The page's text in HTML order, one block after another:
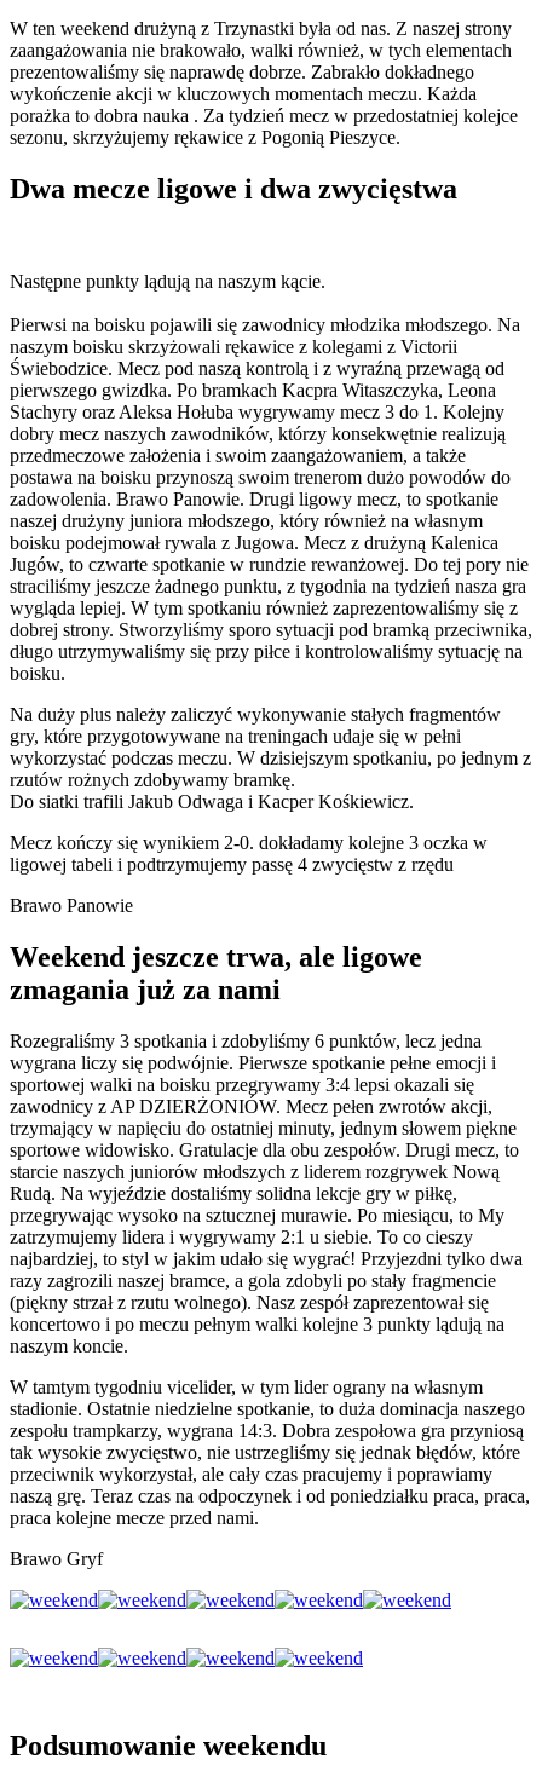
W ten weekend drużyną z Trzynastki była od nas. Z naszej strony
zaangażowania nie brakowało, walki również, w tych elementach
prezentowaliśmy się naprawdę dobrze. Zabrakło dokładnego
wykończenie akcji w kluczowych momentach meczu. Każda
porażka to dobra nauka . Za tydzień mecz w przedostatniej kolejce
sezonu, skrzyżujemy rękawice z Pogonią Pieszyce.
Dwa mecze ligowe i dwa zwycięstwa
Następne punkty lądują na naszym kącie.
Pierwsi na boisku pojawili się zawodnicy młodzika młodszego. Na
naszym boisku skrzyżowali rękawice z kolegami z Victorii
Świebodzice. Mecz pod naszą kontrolą i z wyraźną przewagą od
pierwszego gwizdka. Po bramkach Kacpra Witaszczyka, Leona
Stachyry oraz Aleksa Hołuba wygrywamy mecz 3 do 1. Kolejny
dobry mecz naszych zawodników, którzy konsekwętnie realizują
przedmeczowe założenia i swoim zaangażowaniem, a także
postawa na boisku przynoszą swoim trenerom dużo powodów do
zadowolenia. Brawo Panowie. Drugi ligowy mecz, to spotkanie
naszej drużyny juniora młodszego, który również na własnym
boisku podejmował rywala z Jugowa. Mecz z drużyną Kalenica
Jugów, to czwarte spotkanie w rundzie rewanżowej. Do tej pory nie
straciliśmy jeszcze żadnego punktu, z tygodnia na tydzień nasza gra
wygląda lepiej. W tym spotkaniu również zaprezentowaliśmy się z
dobrej strony. Stworzyliśmy sporo sytuacji pod bramką przeciwnika,
długo utrzymywaliśmy się przy piłce i kontrolowaliśmy sytuację na
boisku.
Na duży plus należy zaliczyć wykonywanie stałych fragmentów
gry, które przygotowywane na treningach udaje się w pełni
wykorzystać podczas meczu. W dzisiejszym spotkaniu, po jednym z
rzutów rożnych zdobywamy bramkę.
Do siatki trafili Jakub Odwaga i Kacper Kośkiewicz.
Mecz kończy się wynikiem 2-0. dokładamy kolejne 3 oczka w
ligowej tabeli i podtrzymujemy passę 4 zwycięstw z rzędu
Brawo Panowie
Weekend jeszcze trwa, ale ligowe
zmagania już za nami
Rozegraliśmy 3 spotkania i zdobyliśmy 6 punktów, lecz jedna
wygrana liczy się podwójnie. Pierwsze spotkanie pełne emocji i
sportowej walki na boisku przegrywamy 3:4 lepsi okazali się
zawodnicy z AP DZIERŻONIÓW. Mecz pełen zwrotów akcji,
trzymający w napięciu do ostatniej minuty, jednym słowem piękne
sportowe widowisko. Gratulacje dla obu zespołów. Drugi mecz, to
starcie naszych juniorów młodszych z liderem rozgrywek Nową
Rudą. Na wyjeździe dostaliśmy solidna lekcje gry w piłkę,
przegrywając wysoko na sztucznej murawie. Po miesiącu, to My
zatrzymujemy lidera i wygrywamy 2:1 u siebie. To co cieszy
najbardziej, to styl w jakim udało się wygrać! Przyjezdni tylko dwa
razy zagrozili naszej bramce, a gola zdobyli po stały fragmencie
(piękny strzał z rzutu wolnego). Nasz zespół zaprezentował się
koncertowo i po meczu pełnym walki kolejne 3 punkty lądują na
naszym koncie.
W tamtym tygodniu vicelider, w tym lider ograny na własnym
stadionie. Ostatnie niedzielne spotkanie, to duża dominacja naszego
zespołu trampkarzy, wygrana 14:3. Dobra zespołowa gra przyniosą
tak wysokie zwycięstwo, nie ustrzegliśmy się jednak błędów, które
przeciwnik wykorzystał, ale cały czas pracujemy i poprawiamy
naszą grę. Teraz czas na odpoczynek i od poniedziałku praca, praca,
praca kolejne mecze przed nami.
Brawo Gryf
Podsumowanie weekendu